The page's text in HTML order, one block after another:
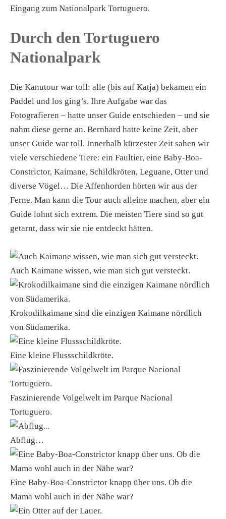
Eingang zum Nationalpark Tortuguero.
Durch den Tortuguero
Nationalpark
Die Kanutour war toll: alle (bis auf Katja) bekamen ein
Paddel und los ging’s. Ihre Aufgabe war das
Fotografieren – hatte unser Guide entschieden – und sie
nahm diese gerne an. Bernhard hatte keine Zeit, aber
unser Guide war toll. Innerhalb kürzester Zeit sahen wir
viele verschiedene Tiere: ein Faultier, eine Baby-Boa-
Constrictor, Kaimane, Schildkröten, Leguane, Otter und
diverse Vögel… Die Affenhorden hörten wir aus der
Ferne. Man kann die Tour auch alleine machen, aber ein
Guide lohnt sich extrem. Die meisten Tiere sind so gut
getarnt, dass wir sie nie entdeckt hätten.
Auch Kaimane wissen, wie man sich gut versteckt.
Krokodilkaimane sind die einzigen Kaimane nördlich
von Südamerika.
Eine kleine Flussschildkröte.
Faszinierende Volgelwelt im Parque Nacional
Tortuguero.
Abflug…
Eine Baby-Boa-Constrictor knapp über uns. Ob die
Mama wohl auch in der Nähe war?